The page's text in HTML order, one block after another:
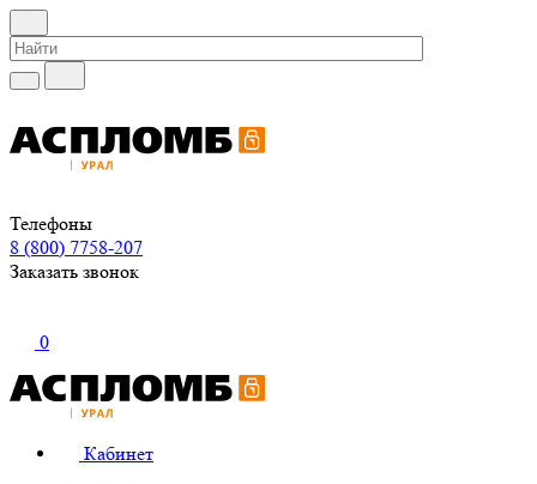
Телефоны
8 (800) 7758-207
Заказать звонок
0
Кабинет